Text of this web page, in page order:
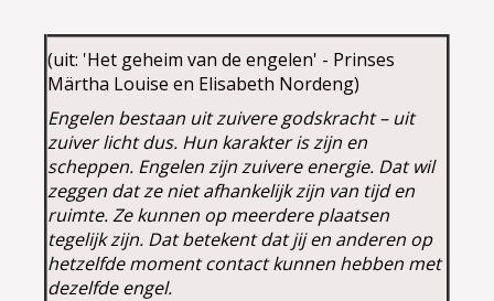
(uit: 'Het geheim van de engelen' - Prinses
Märtha Louise en Elisabeth Nordeng)
Engelen bestaan uit zuivere godskracht – uit
zuiver licht dus. Hun karakter is zijn en
scheppen. Engelen zijn zuivere energie. Dat wil
zeggen dat ze niet afhankelijk zijn van tijd en
ruimte. Ze kunnen op meerdere plaatsen
tegelijk zijn. Dat betekent dat jij en anderen op
hetzelfde moment contactkunnen hebben met
dezelfde engel.